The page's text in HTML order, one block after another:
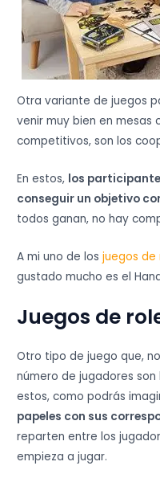
Otra variante de juegos
venir muy bien en mesas
competitivos, son los
En estos, los
conseguir un objetivo
todos ganan, no hay
A mi uno de losjuegos
gustado mucho es el
Juegos de
Otro tipo de juego que,
número de jugadores son
estos, como podrás
papeles con sus
reparten entre los
empieza a jugar.